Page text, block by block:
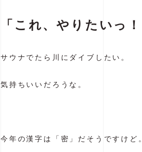
「これ、やりたいっ
サウナでたら川にダイブしたい。
気持ちいいだろうな。
今年の漢字は「密」だそうですけど